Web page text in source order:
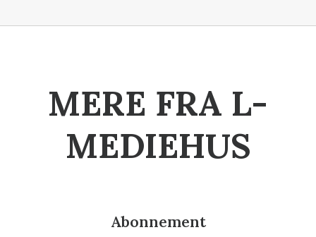
MERE FRA L-
MEDIEHUS
Abonnement